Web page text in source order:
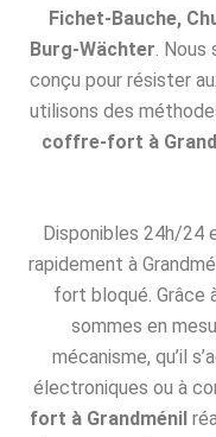
Fichet-Bauche,
Burg-Wächter .
conçu pour résister
utilisons des
coffre-fort à
Disponibles 24h/24
rapidement à
fort bloqué. Grâce
sommes en
mécanisme, qu’il
électroniques ou à
fort à Grandménil